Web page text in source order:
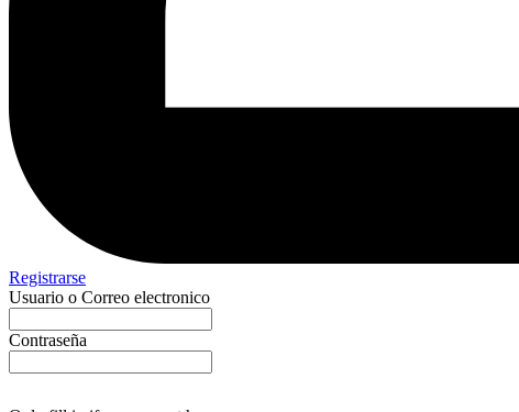
Registrarse
Usuario o Correo electronico
Contraseña